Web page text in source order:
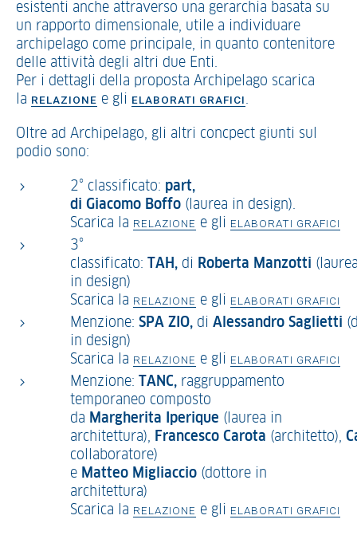
esistenti anche attraverso una gerarchia basata su
un rapporto dimensionale, utile a individuare
archipelago come principale, in quanto contenitore
delle attività degli altri due Enti.
Per i dettagli della proposta Archipelago scarica
la RELAZIONE e gli ELABORATI GRAFICI.
Oltre ad Archipelago, gli altri concpect giunti sul
podio sono:
2° classificato: part,
di Giacomo Boffo (laurea in design).
Scarica la RELAZIONE e gli ELABORATI GRAFICI
3°
classificato:
TAH , di Roberta Manzotti
in design)
Scarica la RELAZIONE e gli ELABORATI GRAFICI
Menzione: SPA ZIO, di Alessandro Saglietti
in design)
Scarica la RELAZIONE e gli ELABORATI GRAFICI
Menzione: TANC, raggruppamento
temporaneo composto
da Margherita Iperique (laurea in
architettura), Francesco Carota (architetto),
collaboratore)
e Matteo Migliaccio (dottore in
architettura)
Scarica la RELAZIONE e gli ELABORATI GRAFICI